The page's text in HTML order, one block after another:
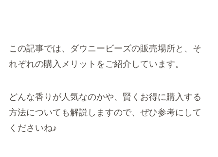
この記事では、ダウニービーズの販売場所と、そ
れぞれの購入メリットをご紹介しています。
どんな香りが人気なのかや、賢くお得に購入する
方法についても解説しますので、ぜひ参考にして
くださいね♪